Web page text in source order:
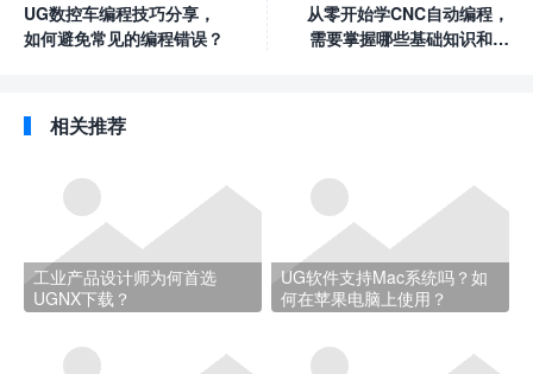
UG数控车编程技巧分享，
如何避免常见的编程错误？
从零开始学CNC自动编程，
需要掌握哪些基础知识和技
相关推荐
工业产品设计师为何首选
UGNX下载？
UG软件支持Mac系统吗？如
何在苹果电脑上使用？